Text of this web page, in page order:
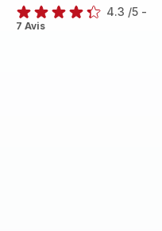
ratings.4.3
4.3 /5 -
7 Avis